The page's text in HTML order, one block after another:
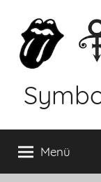
Inhalt
springen
Menü